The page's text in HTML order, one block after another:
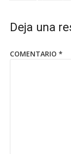
Deja una
COMENTARIO *